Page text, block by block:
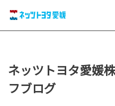
ネッツトヨタ愛媛
フブログ